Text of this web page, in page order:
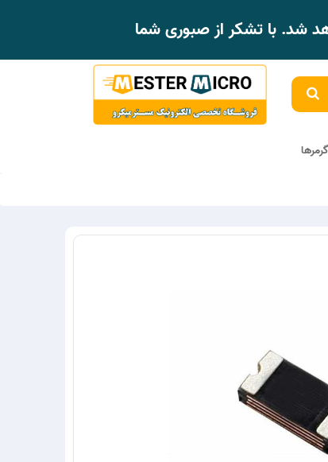
شد. با تشکر از صبوری شما